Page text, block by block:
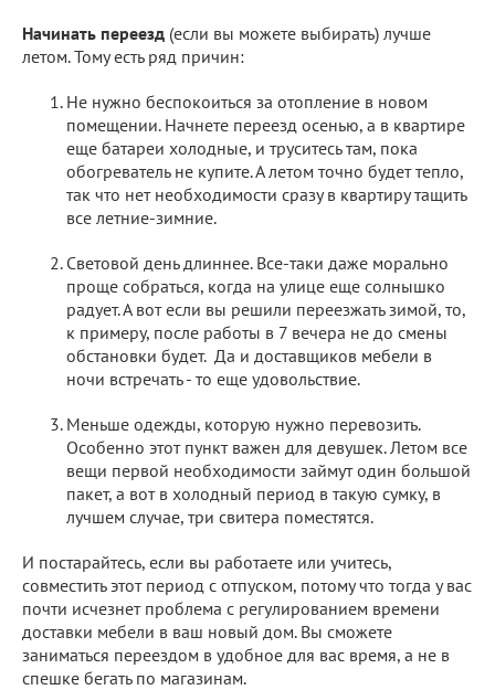
Начинать переезд (если вы можете выбирать) лучше
летом. Тому есть ряд причин:
Не нужно беспокоиться за отопление в новом
помещении. Начнете переезд осенью, а в квартире
еще батареи холодные, и труситесь там, пока
обогреватель не купите. А летом точно будет тепло,
так что нет необходимости сразу в квартиру тащить
все летние-зимние.
Световой день длиннее. Все-таки даже морально
проще собраться, когда на улице еще солнышко
радует. А вот если вы решили переезжать зимой, то,
к примеру, после работы в 7 вечера не до смены
обстановки будет. Да и доставщиков мебели в
ночи встречать - то еще удовольствие.
Меньше одежды, которую нужно перевозить.
Особенно этот пункт важен для девушек. Летом все
вещи первой необходимости займут один большой
пакет, а вот в холодный период в такую сумку, в
лучшем случае, три свитера поместятся.
И постарайтесь, если вы работаете или учитесь,
совместить этот период с отпуском, потому что тогда у вас
почти исчезнет проблема с регулированием времени
доставки мебели в ваш новый дом. Вы сможете
заниматься переездом в удобное для вас время, а не в
спешке бегать по магазинам.